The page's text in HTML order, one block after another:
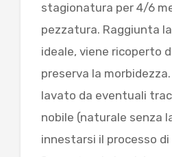
stagionatura per 4/6
pezzatura. Raggiunta
ideale, viene ricoperto
preserva la
lavato da eventuali
nobile (naturale senza
innestarsi il processo